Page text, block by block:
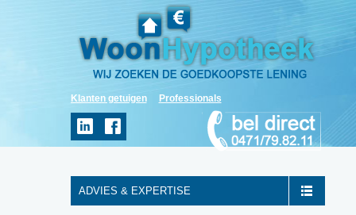
Klanten getuigen Professionals
ADVIES & EXPERTISE